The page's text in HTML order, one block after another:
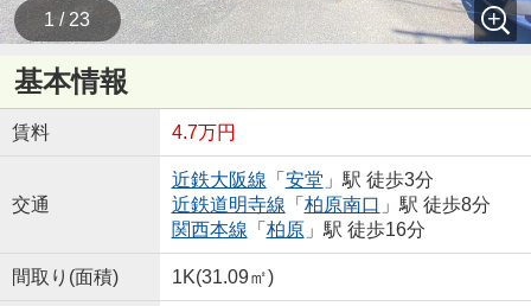
1 / 23
基本情報
賃料 4.7万円
交通
近鉄大阪線 「 安堂 」駅 徒歩3分
近鉄道明寺線 「 柏原南口 」駅 徒歩8分
関西本線 「 柏原」駅 徒歩16分
間取り(面積) 1K(31.09㎡)